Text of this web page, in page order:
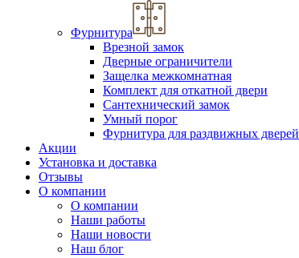
Фурнитура
Врезной замок
Дверные ограничители
Защелка межкомнатная
Комплект для откатной двери
Сантехнический замок
Умный порог
Фурнитура для раздвижных дверей
Акции
Установка и доставка
Отзывы
О компании
О компании
Наши работы
Наши новости
Наш блог